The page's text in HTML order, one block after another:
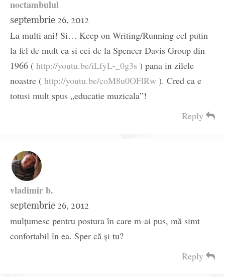
noctambulul
septembrie 26, 2012
La multi ani! Si… Keep on Writing/Running cel putin
la fel de mult ca si cei de la Spencer Davis Group din
1966 ( http://youtu.be/iLfyL-_0g3s ) pana in zilele
noastre ( http://youtu.be/coM8u0OFlRw ). Cred ca e
totusi mult spus „educatie muzicala”!
Reply
vladimir b.
septembrie 26, 2012
mulţumesc pentru postura în care m-ai pus, mă simt
confortabil în ea. Sper că şi tu?
Reply